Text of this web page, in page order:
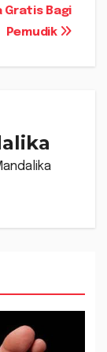
Gratis Bagi
Pemudik